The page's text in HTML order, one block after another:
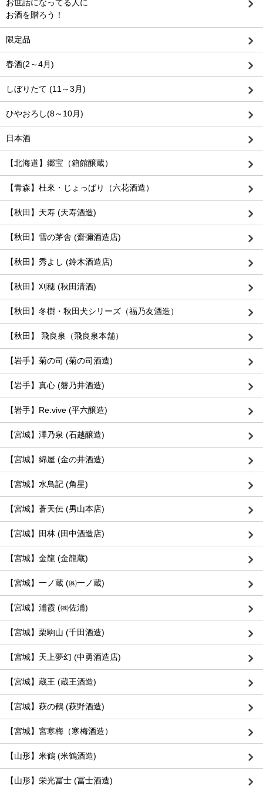
お世話になってる人に
お酒を贈ろう！
限定品
春酒(2～4月)
しぼりたて (11～3月)
ひやおろし(8～10月)
日本酒
【北海道】郷宝（箱館醸蔵）
【青森】杜來・じょっぱり（六花酒造）
【秋田】天寿 (天寿酒造)
【秋田】雪の茅舎 (齋彌酒造店)
【秋田】秀よし (鈴木酒造店)
【秋田】刈穂 (秋田清酒)
【秋田】冬樹・秋田犬シリーズ（福乃友酒造）
【秋田】 飛良泉（飛良泉本舗）
【岩手】菊の司 (菊の司酒造)
【岩手】真心 (磐乃井酒造)
【岩手】Re:vive (平六醸造)
【宮城】澤乃泉 (石越醸造)
【宮城】綿屋 (金の井酒造)
【宮城】水鳥記 (角星)
【宮城】蒼天伝 (男山本店)
【宮城】田林 (田中酒造店)
【宮城】金龍 (金龍蔵)
【宮城】一ノ蔵 (㈱一ノ蔵)
【宮城】浦霞 (㈱佐浦)
【宮城】栗駒山 (千田酒造)
【宮城】天上夢幻 (中勇酒造店)
【宮城】蔵王 (蔵王酒造)
【宮城】萩の鶴 (萩野酒造)
【宮城】宮寒梅（寒梅酒造）
【山形】米鶴 (米鶴酒造)
【山形】栄光冨士 (冨士酒造)